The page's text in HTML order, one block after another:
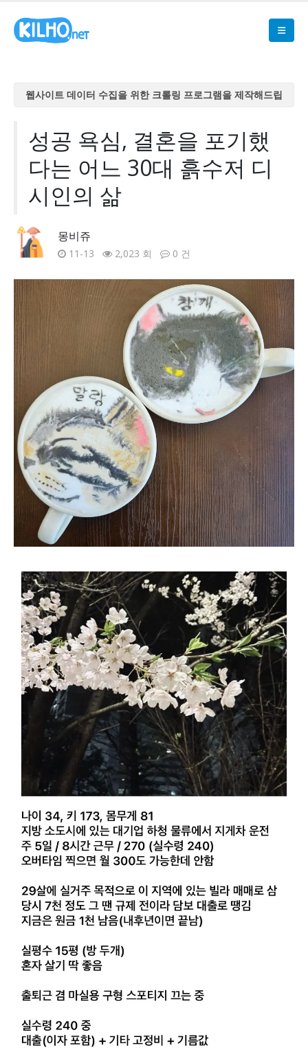
웹사이트 데이터 수집을 위한 크롤링 프로그램을 제작해드립
웹사이트 데이터 수집을 위한 크롤링 프로그램을 제작해드립
니다
웹사이트 데이터 수집을 위한 크롤링 프로그램을 제작해드립
웹사이트 데이터 수집을 위한 크롤링 프로그램을 제작해드립
웹사이트 데이터 수집을 위한 크롤링 프로그램을 제작해드립
니다
성공 욕심, 결혼을 포기했
다는 어느 30대 흙수저 디
시인의 삶
몽비쥬
11-13 2,023 회 0 건